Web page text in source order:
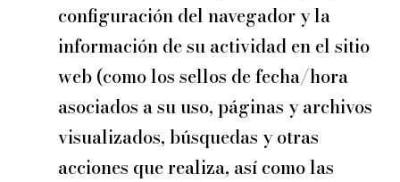
configuración del navegador y la
información de su actividad en el sitio
web (como los sellos de fecha/hora
asociados a su uso, páginas y archivos
visualizados, búsquedas y otras
acciones que realiza, así como las